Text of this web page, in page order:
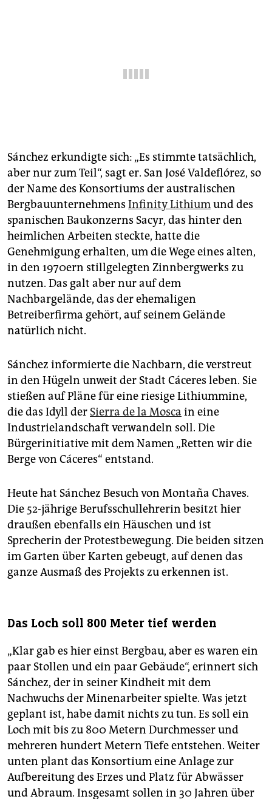
Sánchez erkundigte sich: „Es stimmte tatsächlich,
aber nur zum Teil“, sagt er. San José Valdeflórez, so
der Name des Konsortiums der australischen
Bergbauunternehmens Infinity Lithiumund des
spanischen Baukonzerns Sacyr, das hinter den
heimlichen Arbeiten steckte, hatte die
Genehmigung erhalten, um die Wege eines alten,
in den 1970ern stillgelegten Zinnbergwerks zu
nutzen. Das galt aber nur auf dem
Nachbargelände, das der ehemaligen
Betreiberfirma gehört, auf seinem Gelände
natürlich nicht.
Sánchez informierte die Nachbarn, die verstreut
in den Hügeln unweit der Stadt Cáceres leben. Sie
stießen auf Pläne für eine riesige Lithiummine,
die das Idyll der Sierra de la Mosca in eine
Industrielandschaft verwandeln soll. Die
Bürgerinitiative mit dem Namen „Retten wir die
Berge von Cáceres“ entstand.
Heute hat Sánchez Besuch von Montaña Chaves.
Die 52-jährige Berufsschullehrerin besitzt hier
draußen ebenfalls ein Häuschen und ist
Sprecherin der Protestbewegung. Die beiden sitzen
im Garten über Karten gebeugt, auf denen das
ganze Ausmaß des Projekts zu erkennen ist.
Das Loch soll 800 Meter tief werden
„Klar gab es hier einst Bergbau, aber es waren ein
paar Stollen und ein paar Gebäude“, erinnert sich
Sánchez, der in seiner Kindheit mit dem
Nachwuchs der Minenarbeiter spielte. Was jetzt
geplant ist, habe damit nichts zu tun. Es soll ein
Loch mit bis zu 800 Metern Durchmesser und
mehreren hundert Metern Tiefe entstehen. Weiter
unten plant das Konsortium eine Anlage zur
Aufbereitung des Erzes und Platz für Abwässer
und Abraum. Insgesamt sollen in 30 Jahren über